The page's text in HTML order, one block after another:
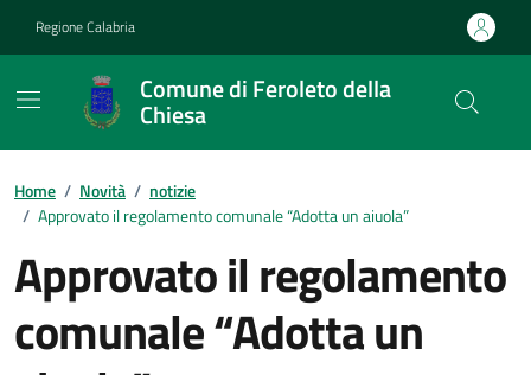
Regione Calabria
Comune di Feroleto della
Chiesa
Home / Novità / notizie
/ Approvato il regolamento comunale “Adotta un aiuola”
Approvato il regolamento
comunale “Adotta un